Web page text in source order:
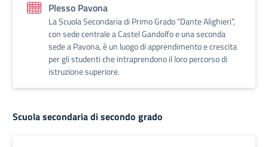
Plesso Pavona
La Scuola Secondaria di Primo Grado “Dante Alighieri”,
con sede centrale a Castel Gandolfo e una seconda
sede a Pavona, è un luogo di apprendimento e crescita
per gli studenti che intraprendono il loro percorso di
istruzione superiore.
Scuola secondaria di secondo grado